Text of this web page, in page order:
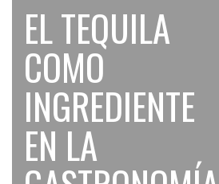
EL TEQUILA
COMO
INGREDIENTE
EN LA